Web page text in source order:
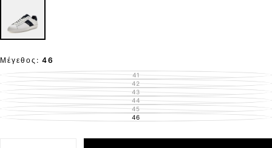
Μέγεθος: 46
41ΕΚΤΌΣ
ΑΠΟΘΈΜΑΤΟΣ
42ΕΚΤΌΣ
ΑΠΟΘΈΜΑΤΟΣ
43ΕΚΤΌΣ
ΑΠΟΘΈΜΑΤΟΣ
44ΕΚΤΌΣ
ΑΠΟΘΈΜΑΤΟΣ
45ΕΚΤΌΣ
ΑΠΟΘΈΜΑΤΟΣ
46ΕΚΤΌΣ